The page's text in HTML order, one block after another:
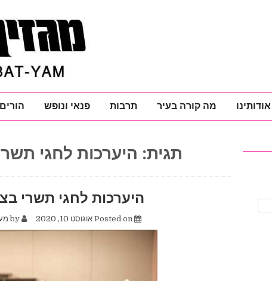
אודותינו מה קורה בעיר תרבות פנאי ונופש
תגית: היערכות לחגי
היערכות לחגי תשרי
אוגוסט 10, 2020